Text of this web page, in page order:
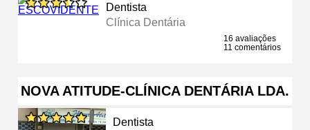
Dentista
Clínica Dentária
16 avaliações
11 comentários
NOVA ATITUDE-CLÍNICA DENTÁRIA LDA.
Dentista